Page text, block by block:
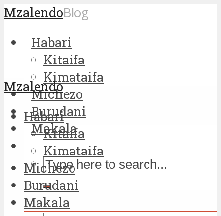
MzalendoBlog
Habari
Kitaifa
Kimataifa
Michezo
Burudani
Makala
Mzalendo
Habari
Kitaifa
Kimataifa
Michezo
Burudani
Makala